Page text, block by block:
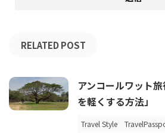
RELATED POST
アンコールワット
を軽くする方法」
Travel Style